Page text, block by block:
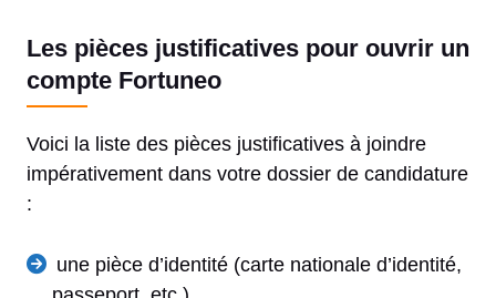
Les pièces justificatives pour ouvrir un
compte Fortuneo
Voici la liste des pièces justificatives à joindre
impérativement dans votre dossier de candidature
:
une pièce d’identité (carte nationale d’identité,